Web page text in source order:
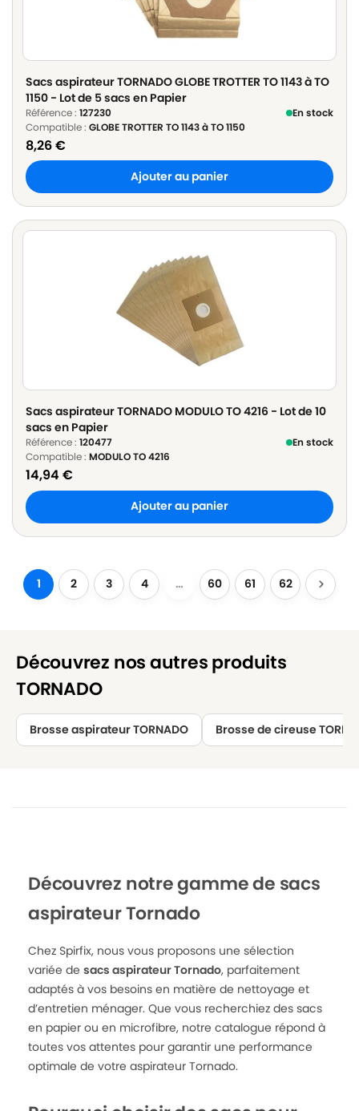
Sacs aspirateur TORNADO GLOBE TROTTER TO 1143 à TO
1150 - Lot de 5 sacs en Papier
Référence : 127230
En stock
Compatible : GLOBE TROTTER TO 1143 à TO 1150
8,26€
Ajouter au panier
Sacs aspirateur TORNADO MODULO TO 4216 - Lot de 10
sacs en Papier
Référence : 120477
En stock
Compatible : MODULO TO 4216
14,94 €
Ajouter au panier
1 2 3 4 … 60 61 62
Découvrez nos autres produits
TORNADO
Brosse aspirateur TORNADO Brosse de cireuse
Découvrez notre gamme de sacs
aspirateur Tornado
Chez Spirfix, nous vous proposons une sélection
variée de sacs aspirateur Tornado, parfaitement
adaptés à vos besoins en matière de nettoyage et
d’entretien ménager. Que vous recherchiez des sacs
en papier ou en microfibre, notre catalogue répond à
toutes vos attentes pour garantir une performance
optimale de votre aspirateur Tornado.